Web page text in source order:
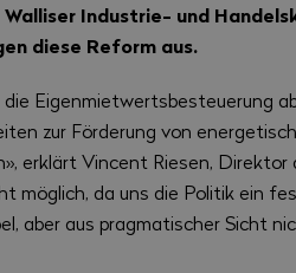
Industrie- und
diese Reform aus.
Eigenmietwertsbesteuerung
zur Förderung von
erklärt Vincent Riesen, Direktor
möglich, da uns die Politik ein
aber aus pragmatischer Sicht